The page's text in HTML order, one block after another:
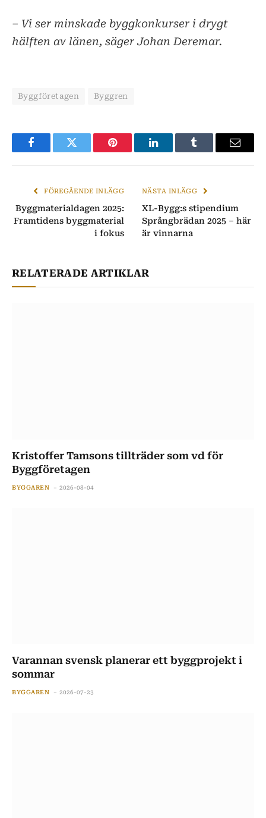
– Vi ser minskade byggkonkurser i drygt
hälften av länen, säger Johan Deremar.
Byggföretagen Byggren
FacebookTwitter Pinterest LinkedInTumblr
E-
FÖREGÅENDE INLÄGG
Byggmaterialdagen 2025:
Framtidens byggmaterial
i fokus
NÄSTA INLÄGG
XL-Bygg:s stipendium
Språngbrädan 2025 – här
är vinnarna
RELATERADE ARTIKLAR
Kristoffer Tamsons tillträder som vd för
Byggföretagen
BYGGAREN 2026-08-04
Varannan svensk planerar ett byggprojekt i
sommar
BYGGAREN 2026-07-23